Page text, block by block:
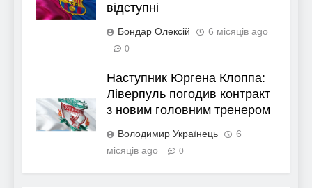
відступні
Бондар Олексій 6 місяців ago
0
Наступник Юргена Клоппа:
Ліверпуль погодив контракт
з новим головним тренером
Володимир Українець
6
місяців ago
0